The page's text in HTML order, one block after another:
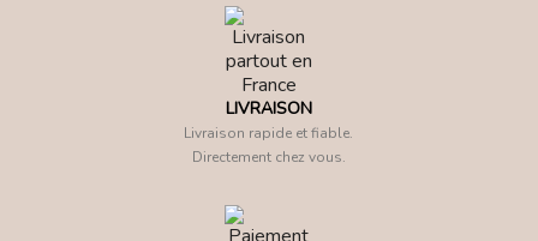
LIVRAISON
Livraison rapide et fiable.
Directement chez vous.